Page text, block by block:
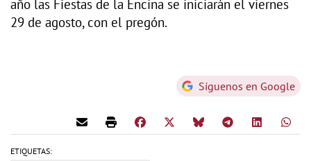
año las Fiestas de la Encina se iniciarán el viernes
29 de agosto, con el pregón.
Síguenos en Google
ETIQUETAS: